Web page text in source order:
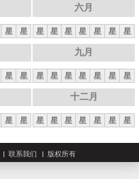
星 星
六月
星 星 星 星 星 星 星
星 星
九月
星 星 星 星 星 星 星
星 星
十二月
星 星 星 星 星 星 星
联系我们 版权所有